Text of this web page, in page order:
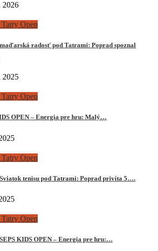
2026
Open
radosť pod Tatrami: Poprad spoznal
2025
Tatry Open
OPEN – Energia pre hru: Malý…
Open
tenisu pod Tatrami: Poprad privíta 5….
Open
KIDS OPEN – Energia pre hru:…